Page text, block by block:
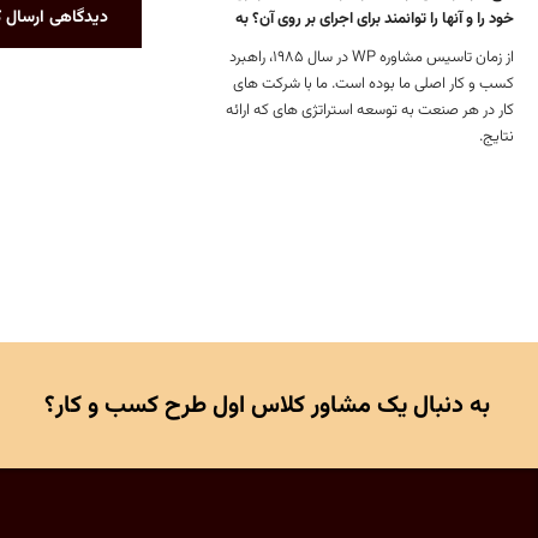
خود را و آنها را توانمند برای اجرای بر روی آن؟ به
از زمان تاسیس مشاوره WP در سال 1985، راهبرد
کسب و کار اصلی ما بوده است. ما با شرکت های
کار در هر صنعت به توسعه استراتژی های که ارائه
نتایج.
دیدگاهی ارسال
به دنبال یک مشاور کلاس اول طرح کسب و کار؟